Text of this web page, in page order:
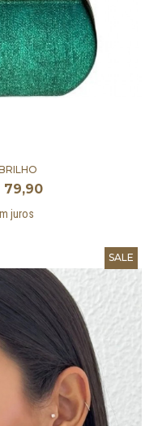
79,90
juros
SALE